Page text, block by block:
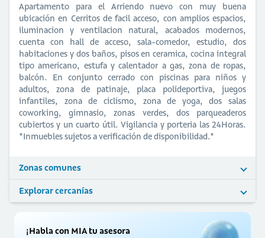
Apartamento para el Arriendo nuevo con muy buena
ubicación en Cerritos de facil acceso, con amplios espacios,
iluminacion y ventilacion natural, acabados modernos,
cuenta con hall de acceso, sala-comedor, estudio, dos
habitaciones y dos baños, pisos en ceramica, cocina integral
tipo americano, estufa y calentador a gas, zona de ropas,
balcón. En conjunto cerrado con piscinas para niños y
adultos, zona de patinaje, placa polideportiva, juegos
infantiles, zona de ciclismo, zona de yoga, dos salas
coworking, gimnasio, zonas verdes, dos parqueaderos
cubiertos y un cuarto útil. Vigilancia y porteria las 24Horas.
*Inmuebles sujetos a verificación de disponibilidad.*
Zonas comunes
Explorar cercanías
¡Habla con MIA tu asesora